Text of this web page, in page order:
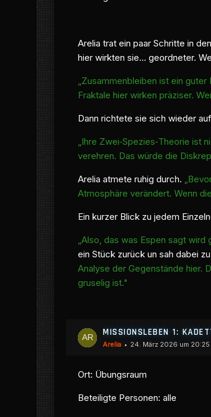
Arelia trat ein paar Schritte in
hier wirkten sie… geordneter.
„Zusammenbleiben ist ein guter
Fraktale hier wirken präziser.
Dann richtete sie sich wieder
„Ihre Zwei‑Spezies‑Theorie ist
verehren. Das würde die
Arelia atmete ruhig durch.
Atmosphäre verändert. Wenn
Ein kurzer Blick zu jedem
„Also, das was Espen sagt
ein Stück zurück un sah dabei
Analyse der Gegenstände hier.
gruselig ist."
MISSIONSLEBEN 1:
Arelia 24. März 2026 um 20:25
Ort: Übungsraum
Beteiligte Personen: alle